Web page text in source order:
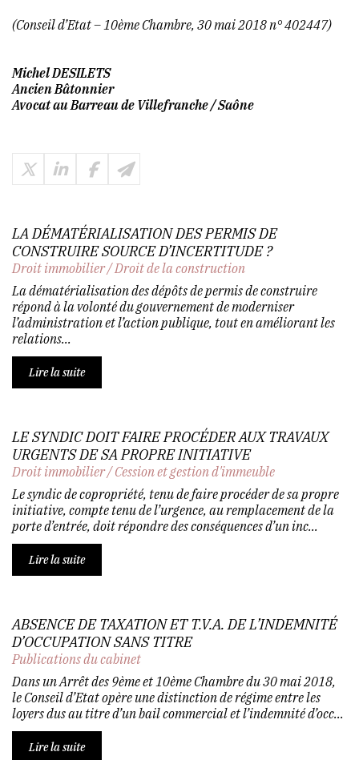
(Conseil d’Etat – 10ème Chambre, 30 mai 2018 n° 402447)
Michel DESILETS
Ancien Bâtonnier
Avocat au Barreau de Villefranche / Saône
LA DÉMATÉRIALISATION DES PERMIS DE
CONSTRUIRE SOURCE D’INCERTITUDE ?
Droit immobilier/Droit de la construction
La dématérialisation des dépôts de permis de construire
répond à la volonté du gouvernement de moderniser
l’administration et l’action publique, tout en améliorant les
relations...
Lire la suite
LE SYNDIC DOIT FAIRE PROCÉDER AUX TRAVAUX
URGENTS DE SA PROPRE INITIATIVE
Droit immobilier/Cession et gestion d'immeuble
Le syndic de copropriété, tenu de faire procéder de sa propre
initiative, compte tenu de l’urgence, au remplacement de la
porte d’entrée, doit répondre des conséquences d’un inc...
Lire la suite
ABSENCE DE TAXATION ET T.V.A. DE L’INDEMNITÉ
D’OCCUPATION SANS TITRE
Publications du cabinet
Dans un Arrêt des 9ème et 10ème Chambre du 30 mai 2018,
le Conseil d’Etat opère une distinction de régime entre les
loyers dus au titre d’un bail commercial et l’indemnité d’occ...
Lire la suite